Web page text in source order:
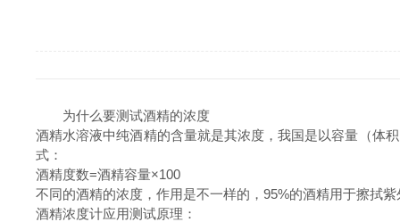
为什么要测试酒精的浓度
酒精水溶液中纯酒精的含量就是其浓度，我国是以容量（体
式：
酒精度数=酒精容量×100
不同的酒精的浓度，作用是不一样的，95%的酒精用于擦拭
酒精浓度计应用测试原理：